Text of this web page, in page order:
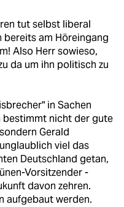
tut selbst liberal
bereits am Höreingang
Also Herr sowieso,
da um ihn politisch zu
in Sachen
nicht der gute
Gerald
viel das
Deutschland getan,
Vorsitzender -
davon zehren.
aufgebaut werden.